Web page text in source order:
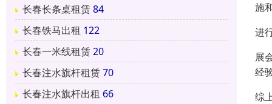
长春长条桌租赁84
长春铁马出租 122
长春一米线租赁20
长春注水旗杆租赁70
长春注水旗杆出租 66
施
进
展
经
综